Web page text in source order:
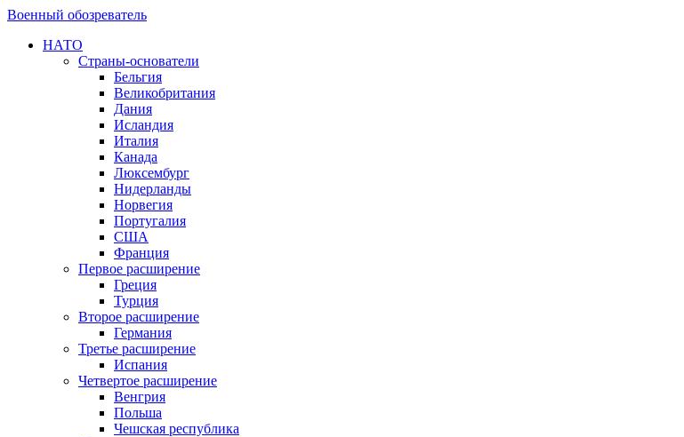
Военный обозреватель
НАТО
Страны-основатели
Бельгия
Великобритания
Дания
Исландия
Италия
Канада
Люксембург
Нидерланды
Норвегия
Португалия
США
Франция
Первое расширение
Греция
Турция
Второе расширение
Германия
Третье расширение
Испания
Четвертое расширение
Венгрия
Польша
Чешская республика